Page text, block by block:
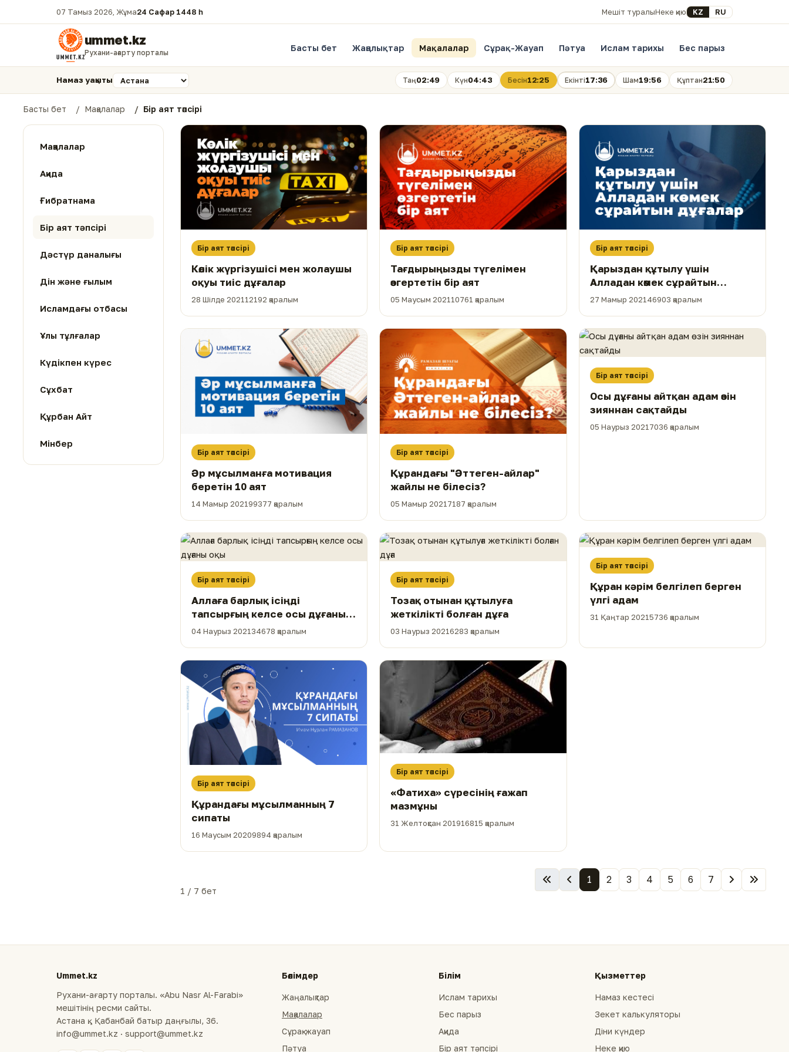
07 Тамыз 2026, Жұма24 Сафар 1448 һ. Мешіт туралыНеке қиюSelect your language
KZ RU
ummet.kz
Рухани-ағарту порталы Басты бет Жаңалықтар Мақалалар Сұрақ-Жауап Пәтуа Ислам тарихы Бес парыз
Намаз уақыты Таң02:49 Күн04:43 Бесін12:25 Екінті17:36 Шам19:56 Құптан21:50
Басты бет Мақалалар Бір аят тәпсірі
Мақалалар
Ақида
Ғибратнама
Бір аят тәпсірі
Дәстүр даналығы
Дін және ғылым
Исламдағы отбасы
Ұлы тұлғалар
Күдікпен күрес
Сұхбат
Құрбан Айт
Мінбер
Бір аят тәпсірі
Көлік жүргізушісі мен жолаушы
оқуы тиіс дұғалар
28 Шілде 202112192 қаралым
Бір аят тәпсірі
Тағдырыңызды түгелімен
өзгертетін бір аят
05 Маусым 202110761 қаралым
Бір аят тәпсірі
Қарыздан құтылу үшін
Алладан көмек сұрайтын
дұғалар
27 Мамыр 202146903 қаралым
Бір аят тәпсірі
Әр мұсылманға мотивация
беретін 10 аят
14 Мамыр 202199377 қаралым
Бір аят тәпсірі
Құрандағы "Әттеген-айлар"
жайлы не білесіз?
05 Мамыр 2021 7187 қаралым
Бір аят тәпсірі
Осы дұғаны айтқан адам өзін
зияннан сақтайды
05 Наурыз 20217036 қаралым
Бір аят тәпсірі
Аллаға барлық ісіңді
тапсырғың келсе осы дұғаны
оқы
04 Наурыз 2021 34678 қаралым
Бір аят тәпсірі
Тозақ отынан құтылуға
жеткілікті болған дұға
03 Наурыз 20216283 қаралым
Бір аят тәпсірі
Құран кәрім белгілеп берген
үлгі адам
31 Қаңтар 20215736 қаралым
Бір аят тәпсірі
Құрандағы мұсылманның 7
сипаты
16 Маусым 20209894 қаралым
Бір аят тәпсірі
«Фатиха» сүресінің ғажап
мазмұны
31 Желтоқсан 201916815 қаралым
1 / 7 бет
1 2 3 4 5 6 7
Ummet.kz
Рухани-ағарту порталы. «Abu Nasr Al-Farabi»
мешітінің ресми сайты.
Астана қ., Қабанбай батыр даңғылы, 36.
info@ummet.kz · support@ummet.kz
Бөлімдер
Жаңалықтар
Мақалалар
Сұрақ-жауап
Пәтуа
Білім
Ислам тарихы
Бес парыз
Ақида
Бір аят тәпсірі
Қызметтер
Намаз кестесі
Зекет калькуляторы
Діни күндер
Неке қию